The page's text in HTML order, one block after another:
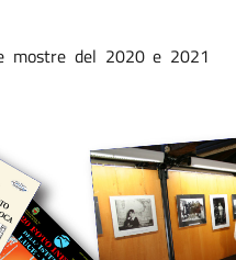
mostre del 2020 e 2021